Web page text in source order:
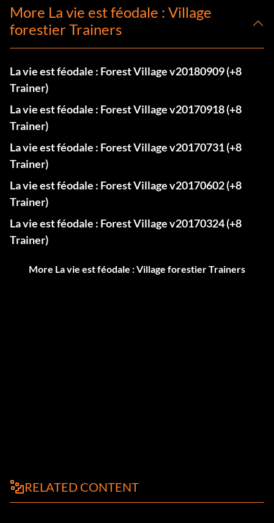
More La vie est féodale : Village
forestier Trainers
La vie est féodale : Forest Village v20180909 (+8
Trainer)
La vie est féodale : Forest Village v20170918 (+8
Trainer)
La vie est féodale : Forest Village v20170731 (+8
Trainer)
La vie est féodale : Forest Village v20170602 (+8
Trainer)
La vie est féodale : Forest Village v20170324 (+8
Trainer)
More La vie est féodale : Village forestier Trainers
RELATED CONTENT